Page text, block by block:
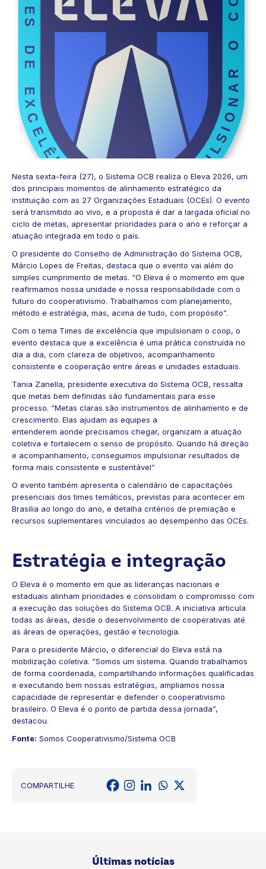
Nesta sexta-feira (27), o Sistema OCB realiza o Eleva 2026, um
dos principais momentos de alinhamento estratégico da
instituição com as 27 Organizações Estaduais (OCEs). O evento
será transmitido ao vivo, e a proposta é dar a largada oficial no
ciclo de metas, apresentar prioridades para o ano e reforçar a
atuação integrada em todo o país.
O presidente do Conselho de Administração do Sistema OCB,
Márcio Lopes de Freitas, destaca que o evento vai além do
simples cumprimento de metas. “O Eleva é o momento em que
reafirmamos nossa unidade e nossa responsabilidade com o
futuro do cooperativismo. Trabalhamos com planejamento,
método e estratégia, mas, acima de tudo, com propósito”.
Com o tema Times de excelência que impulsionam o coop, o
evento destaca que a excelência é uma prática construída no
dia a dia, com clareza de objetivos, acompanhamento
consistente e cooperação entre áreas e unidades estaduais.
Tania Zanella, presidente executiva do Sistema OCB, ressalta
que metas bem definidas são fundamentais para esse
processo. “Metas claras são instrumentos de alinhamento e de
crescimento. Elas ajudam as equipes a
entenderem aonde precisamos chegar, organizam a atuação
coletiva e fortalecem o senso de propósito. Quando há direção
e acompanhamento, conseguimos impulsionar resultados de
forma mais consistente e sustentável”
O evento também apresenta o calendário de capacitações
presenciais dos times temáticos, previstas para acontecer em
Brasília ao longo do ano, e detalha critérios de premiação e
recursos suplementares vinculados ao desempenho das OCEs.
Estratégia e integração
O Eleva é o momento em que as lideranças nacionais e
estaduais alinham prioridades e consolidam o compromisso com
a execução das soluções do Sistema OCB. A iniciativa articula
todas as áreas, desde o desenvolvimento de cooperativas até
as áreas de operações, gestão e tecnologia.
Para o presidente Márcio, o diferencial do Eleva está na
mobilização coletiva. “Somos um sistema. Quando trabalhamos
de forma coordenada, compartilhando informações qualificadas
e executando bem nossas estratégias, ampliamos nossa
capacidade de representar e defender o cooperativismo
brasileiro. O Eleva é o ponto de partida dessa jornada”,
destacou.
Fonte: Somos Cooperativismo/Sistema OCB
COMPARTILHE
Últimas notícias